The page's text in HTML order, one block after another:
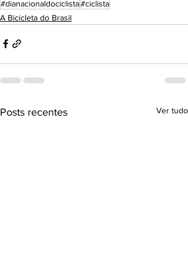
#dianacionaldociclista#ciclista
A Bicicleta do Brasil
Posts recentes Ver tudo